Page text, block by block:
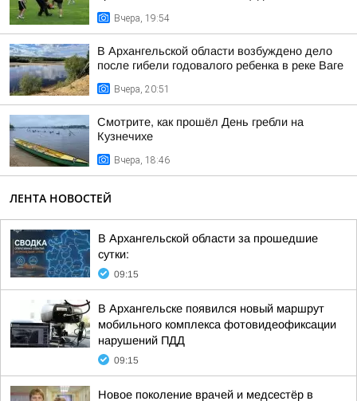
Вчера, 19:54
В Архангельской области возбуждено дело
после гибели годовалого ребенка в реке Ваге
Вчера, 20:51
Смотрите, как прошёл День гребли на
Кузнечихе
Вчера, 18:46
ЛЕНТА НОВОСТЕЙ
В Архангельской области за прошедшие
сутки:
09:15
В Архангельске появился новый маршрут
мобильного комплекса фотовидеофиксации
нарушений ПДД
09:15
Новое поколение врачей и медсестёр в